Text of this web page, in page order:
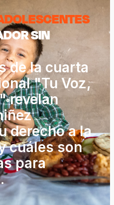
SIN
de la cuarta
"Tu Voz,
revelan
derecho a la
cuáles son
para